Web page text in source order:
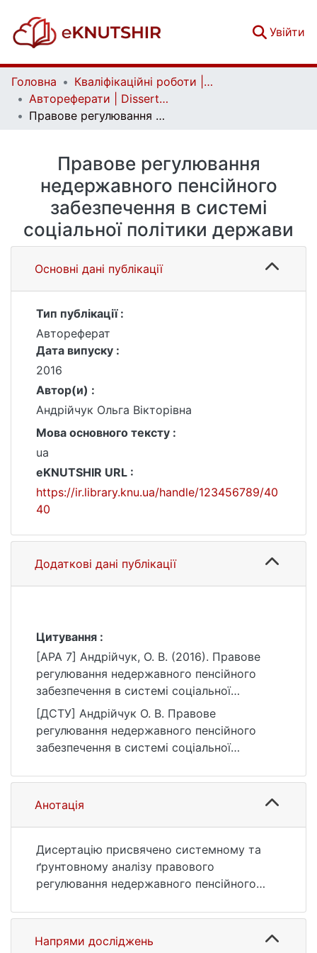
Увійти
Головна
Кваліфікаційні роботи | Qualifying works
Автореферати | Dissertation abstract
Правове регулювання недержавного пенсійного забезпечення в системі соціальної політики держави
Правове регулювання
недержавного пенсійного
забезпечення в системі
соціальної політики держави
Основні дані публікації
Тип публікації :
Автореферат
Дата випуску :
2016
Автор(и) :
Андрійчук Ольга Вікторівна
Мова основного тексту :
ua
eKNUTSHIR URL :
https://ir.library.knu.ua/handle/123456789/40
40
Додаткові дані публікації
Цитування :
[APA 7] Андрійчук, О. В. (2016). Правове
регулювання недержавного пенсійного
забезпечення в системі соціальної
політики держави [Автореф. дис. канд.
юрид. наук, Київський національний
університет імені Тараса Шевченка].
https://ir.library.knu.ua/handle/123456789/40
[ДСТУ] Андрійчук О. В. Правове
регулювання недержавного пенсійного
забезпечення в системі соціальної
юрид. наук : 08 Право. Київ, 2016. 22 с.
URL:
https://ir.library.knu.ua/handle/123456789/40
Анотація
Дисертацію присвячено системному та
ґрунтовному аналізу правового
регулювання недержавного пенсійного
політики держави. У роботі проведено
генезис інституту недержавного
Напрями досліджень